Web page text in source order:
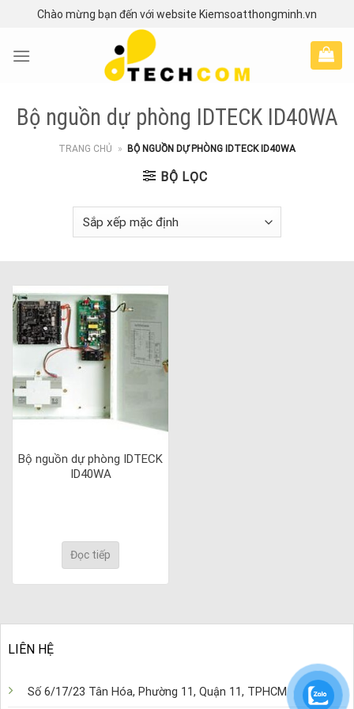
content
Chào mừng bạn đến với website Kiemsoatthongminh.vn
Bộ nguồn dự phòng IDTECK ID40WA
TRANG CHỦ » BỘ NGUỒN DỰ PHÒNG IDTECK ID40WA
BỘ LỌC
Bộ nguồn dự phòng IDTECK
ID40WA
Đọc tiếp
LIÊN HỆ
Số 6/17/23 Tân Hóa, Phường 11, Quận 11, TPHCM